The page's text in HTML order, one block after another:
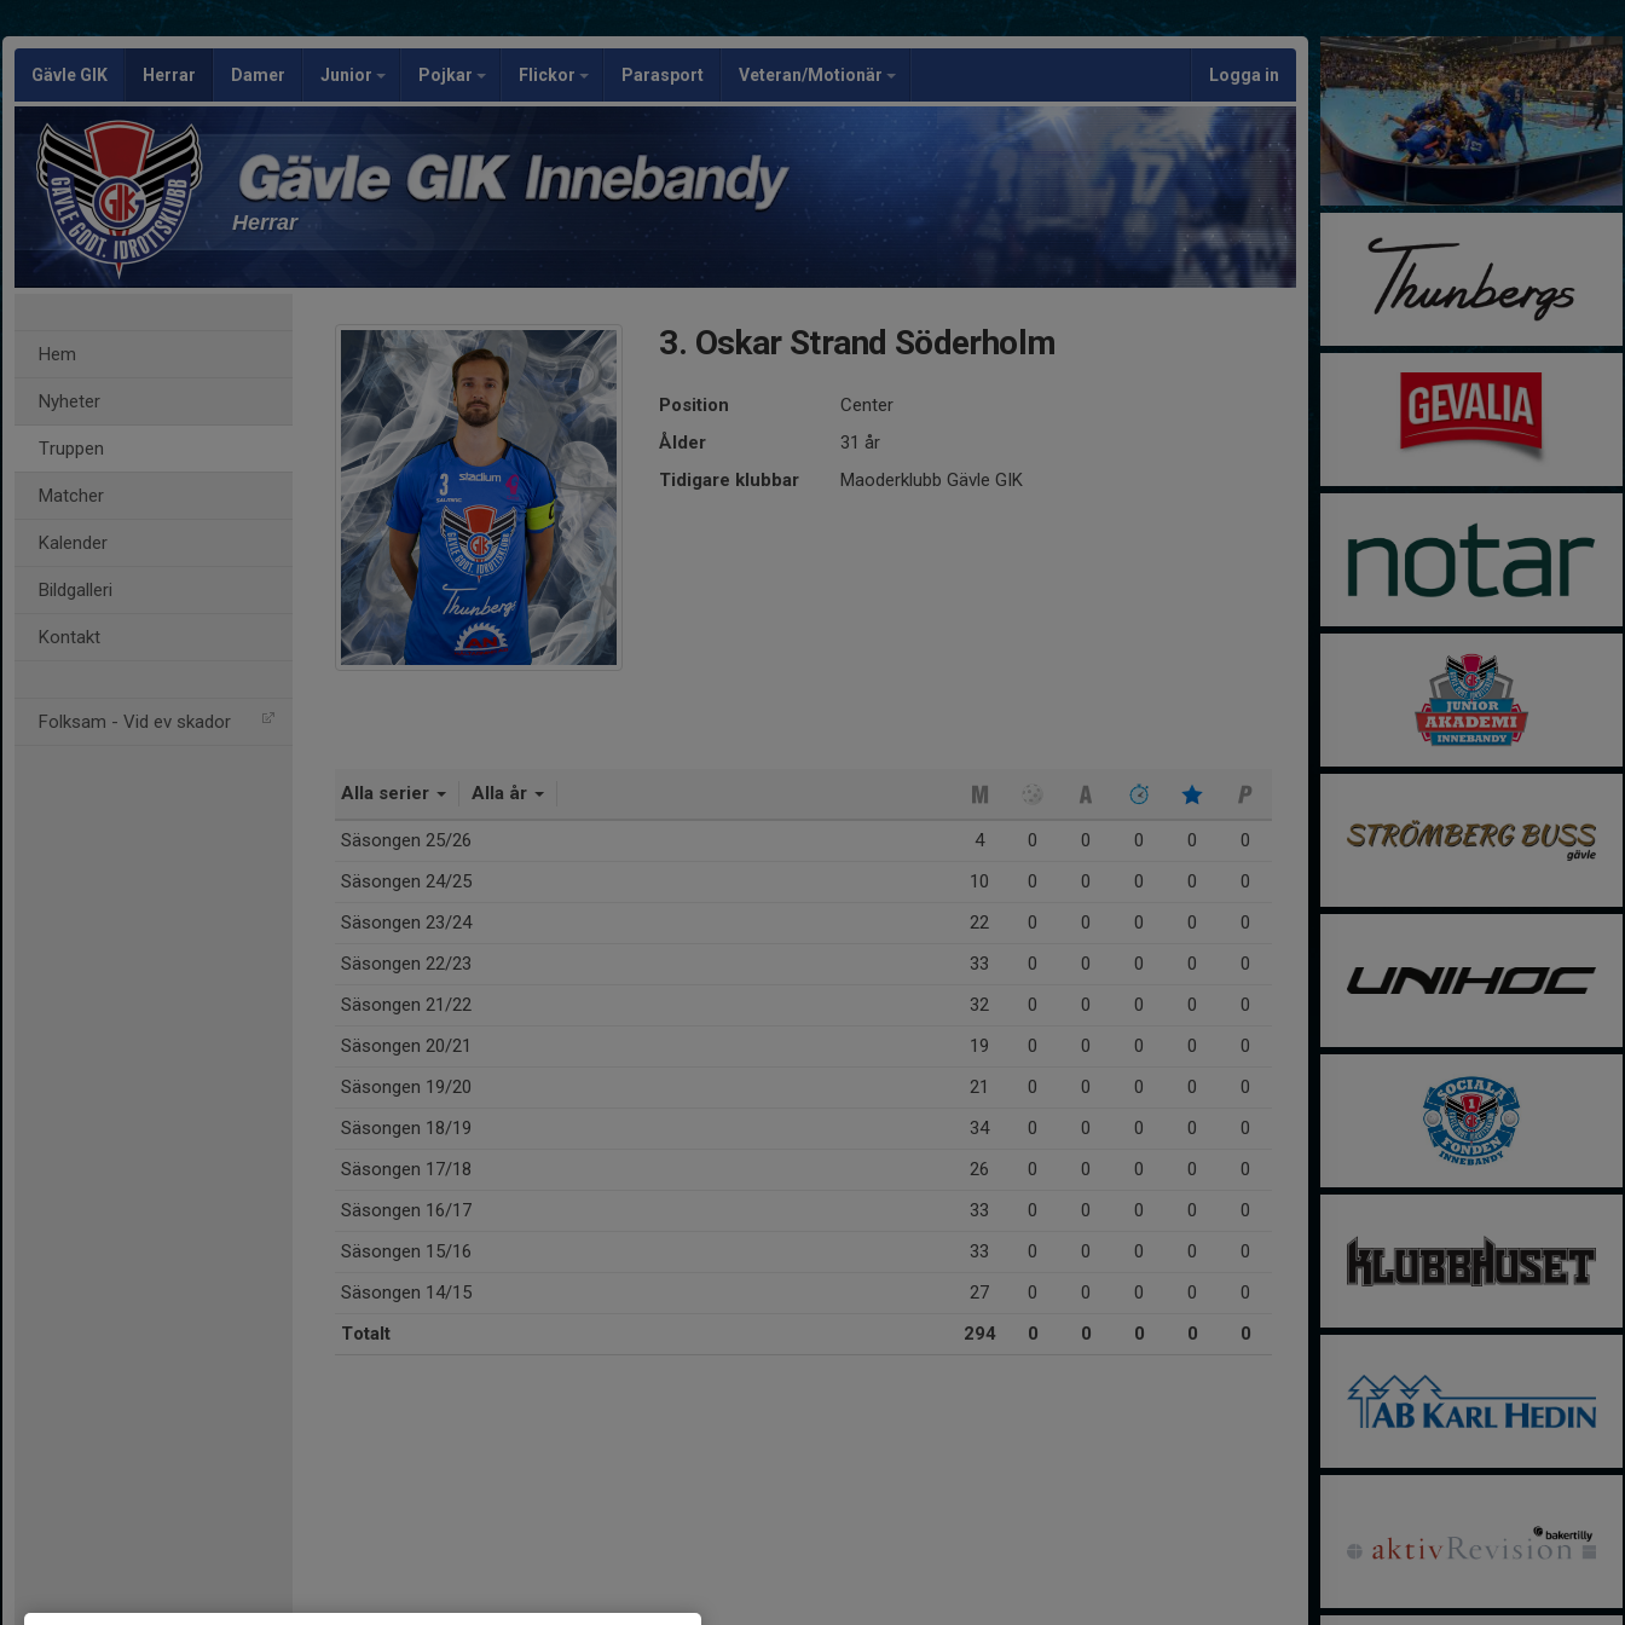
Gävle GIK Herrar Damer Junior Pojkar Flickor Parasport Veteran/Motionär Logga in
Herrar
Hem
Nyheter
Truppen
Matcher
Kalender
Bildgalleri
Kontakt
Folksam - Vid ev skador
3. Oskar Strand Söderholm
Position
Center
Ålder
31 år
Tidigare klubbar
Maoderklubb Gävle GIK
Alla serier Alla år
Säsongen 25/26 4 0 0 0 0
0
Säsongen 24/25
10 0 0 0 0
0
Säsongen 23/24
22 0 0 0 0
0
Säsongen 22/23
33 0 0 0 0
0
Säsongen 21/22
32 0 0 0 0
0
Säsongen 20/21
19 0 0 0 0
0
Säsongen 19/20
21 0 0 0 0
0
Säsongen 18/19
34 0 0 0 0
0
Säsongen 17/18
26 0 0 0 0
0
Säsongen 16/17
33 0 0 0 0
0
Säsongen 15/16
33 0 0 0 0
0
Säsongen 14/15
27 0 0 0 0
0
Totalt
294 0 0 0 0 0